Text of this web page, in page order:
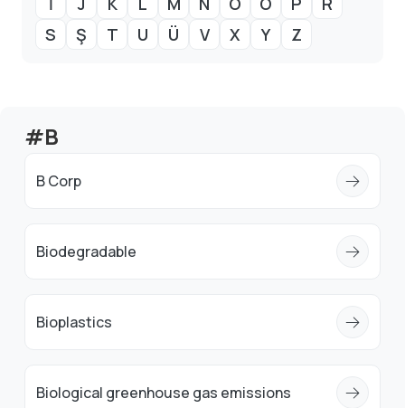
S
Ş T U Ü V X Y Z
#B
B Corp
Biodegradable
Bioplastics
Biological greenhouse gas emissions